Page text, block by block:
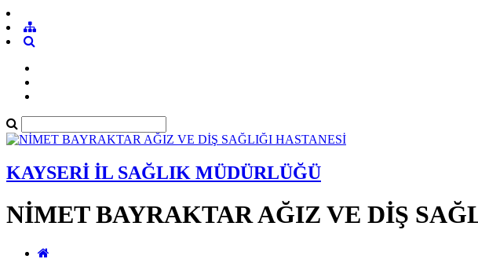
KAYSERİ İL SAĞLIK MÜDÜRLÜĞÜ
NİMET BAYRAKTAR AĞIZ VE DİŞ